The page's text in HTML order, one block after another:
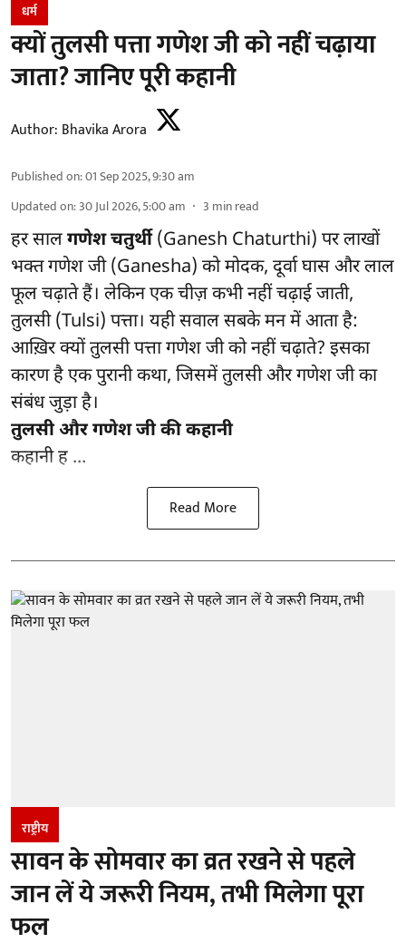
धर्म
क्यों तुलसी पत्ता गणेश जी को नहीं चढ़ाया
जाता? जानिए पूरी कहानी
Author: Bhavika Arora
Published on:01 Sep 2025, 9:30 am
Updated on:30 Jul 2026, 5:00 am 3 min read
हर सालगणेश चतुर्थी(Ganesh Chaturthi) पर लाखों
भक्त गणेश जी (Ganesha) को मोदक, दूर्वा घास और लाल
फूल चढ़ाते हैं। लेकिन एक चीज़ कभी नहीं चढ़ाई जाती,
तुलसी (Tulsi) पत्ता। यही सवाल सबके मन में आता है:
आख़िर क्यों तुलसी पत्ता गणेश जी को नहीं चढ़ाते? इसका
कारण है एक पुरानी कथा, जिसमें तुलसी और गणेश जी का
संबंध जुड़ा है।
तुलसी और गणेश जी की कहानी
कहानी ह ...
Read More
राष्ट्रीय
सावन के सोमवार का व्रत रखने से पहले
जान लें ये जरूरी नियम, तभी मिलेगा पूरा
फल